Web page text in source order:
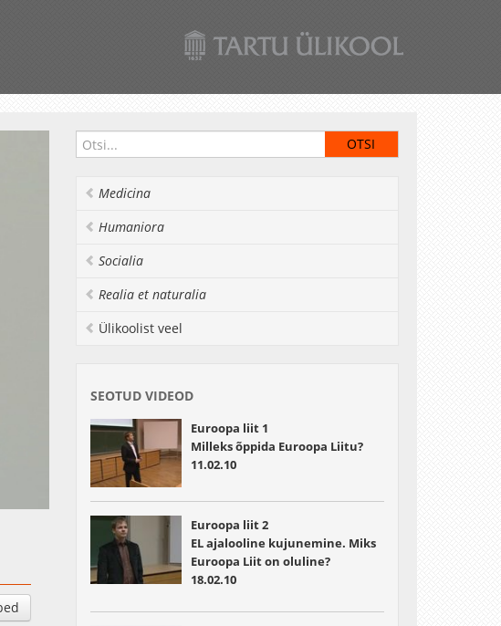
Medicina
Humaniora
Socialia
Realia et naturalia
Ülikoolist veel
SEOTUD VIDEOD
Euroopa liit 1
Milleks õppida Euroopa Liitu?
11.02.10
Euroopa liit 2
EL ajalooline kujunemine. Miks
Euroopa Liit on oluline?
18.02.10